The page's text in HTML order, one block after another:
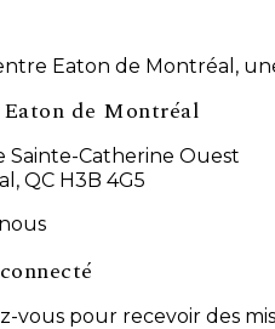
Eaton de Montréal,
de Montréal
Sainte-Catherine Ouest
QC H3B 4G5
vous pour recevoir des